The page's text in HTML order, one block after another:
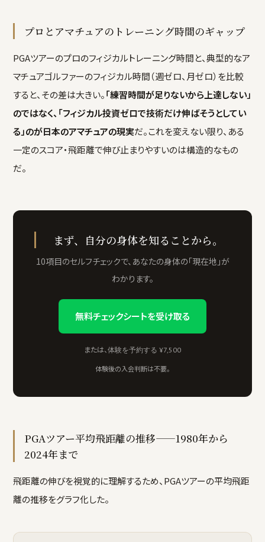
プロとアマチュアのトレーニング時間のギャップ
PGAツアーのプロのフィジカルトレーニング時間と、典型的なア
マチュアゴルファーのフィジカル時間（週ゼロ、月ゼロ）を比較
すると、その差は大きい。「練習時間が足りないから上達しない」
のではなく、「フィジカル投資ゼロで技術だけ伸ばそうとしてい
る」のが日本のアマチュアの現実だ。これを変えない限り、ある
一定のスコア・飛距離で伸び止まりやすいのは構造的なもの
だ。
まず、自分の身体を知ることから。
10項目のセルフチェックで、あなたの身体の「現在地」が
わかります。
無料チェックシートを受け取る
または、 体験を予約する ¥7,500
体験後の入会判断は不要。
PGAツアー平均飛距離の推移——1980年から
2024年まで
飛距離の伸びを視覚的に理解するため、PGAツアーの平均飛距
離の推移をグラフ化した。